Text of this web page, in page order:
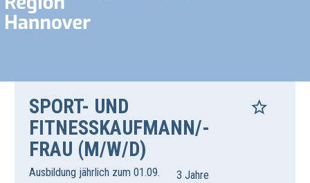
SPORT- UND
FITNESSKAUFMANN/-
FRAU (M/W/D)
Ausbildung jährlich zum 01.09. 3 Jahre